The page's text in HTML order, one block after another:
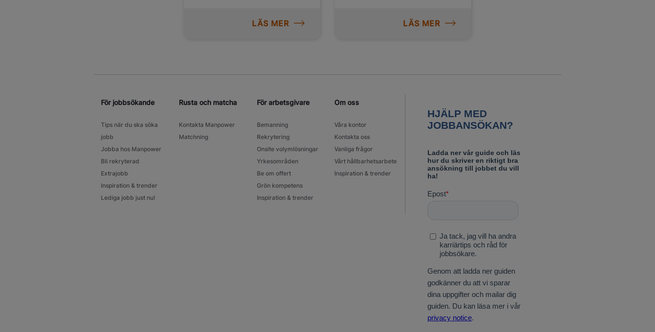
LÄS MER LÄS MER
För jobbsökande
Tips när du ska söka
jobb
Jobba hos Manpower
Bli rekryterad
Extrajobb
Inspiration & trender
Lediga jobb just nu!
Rusta och matcha
Kontakta Manpower
Matchning
För arbetsgivare
Bemanning
Rekrytering
Onsite volymlösningar
Yrkesområden
Be om offert
Grön kompetens
Inspiration & trender
Om oss
Våra kontor
Kontakta oss
Vanliga frågor
Vårt hållbarhetsarbete
Inspiration & trender